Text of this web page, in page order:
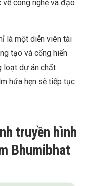
công nghệ và đạo
là một diễn viên tài
tạo và cống hiến
loạt dự án chất
hứa hẹn sẽ tiếp tục
truyền hình
Bhumibhat